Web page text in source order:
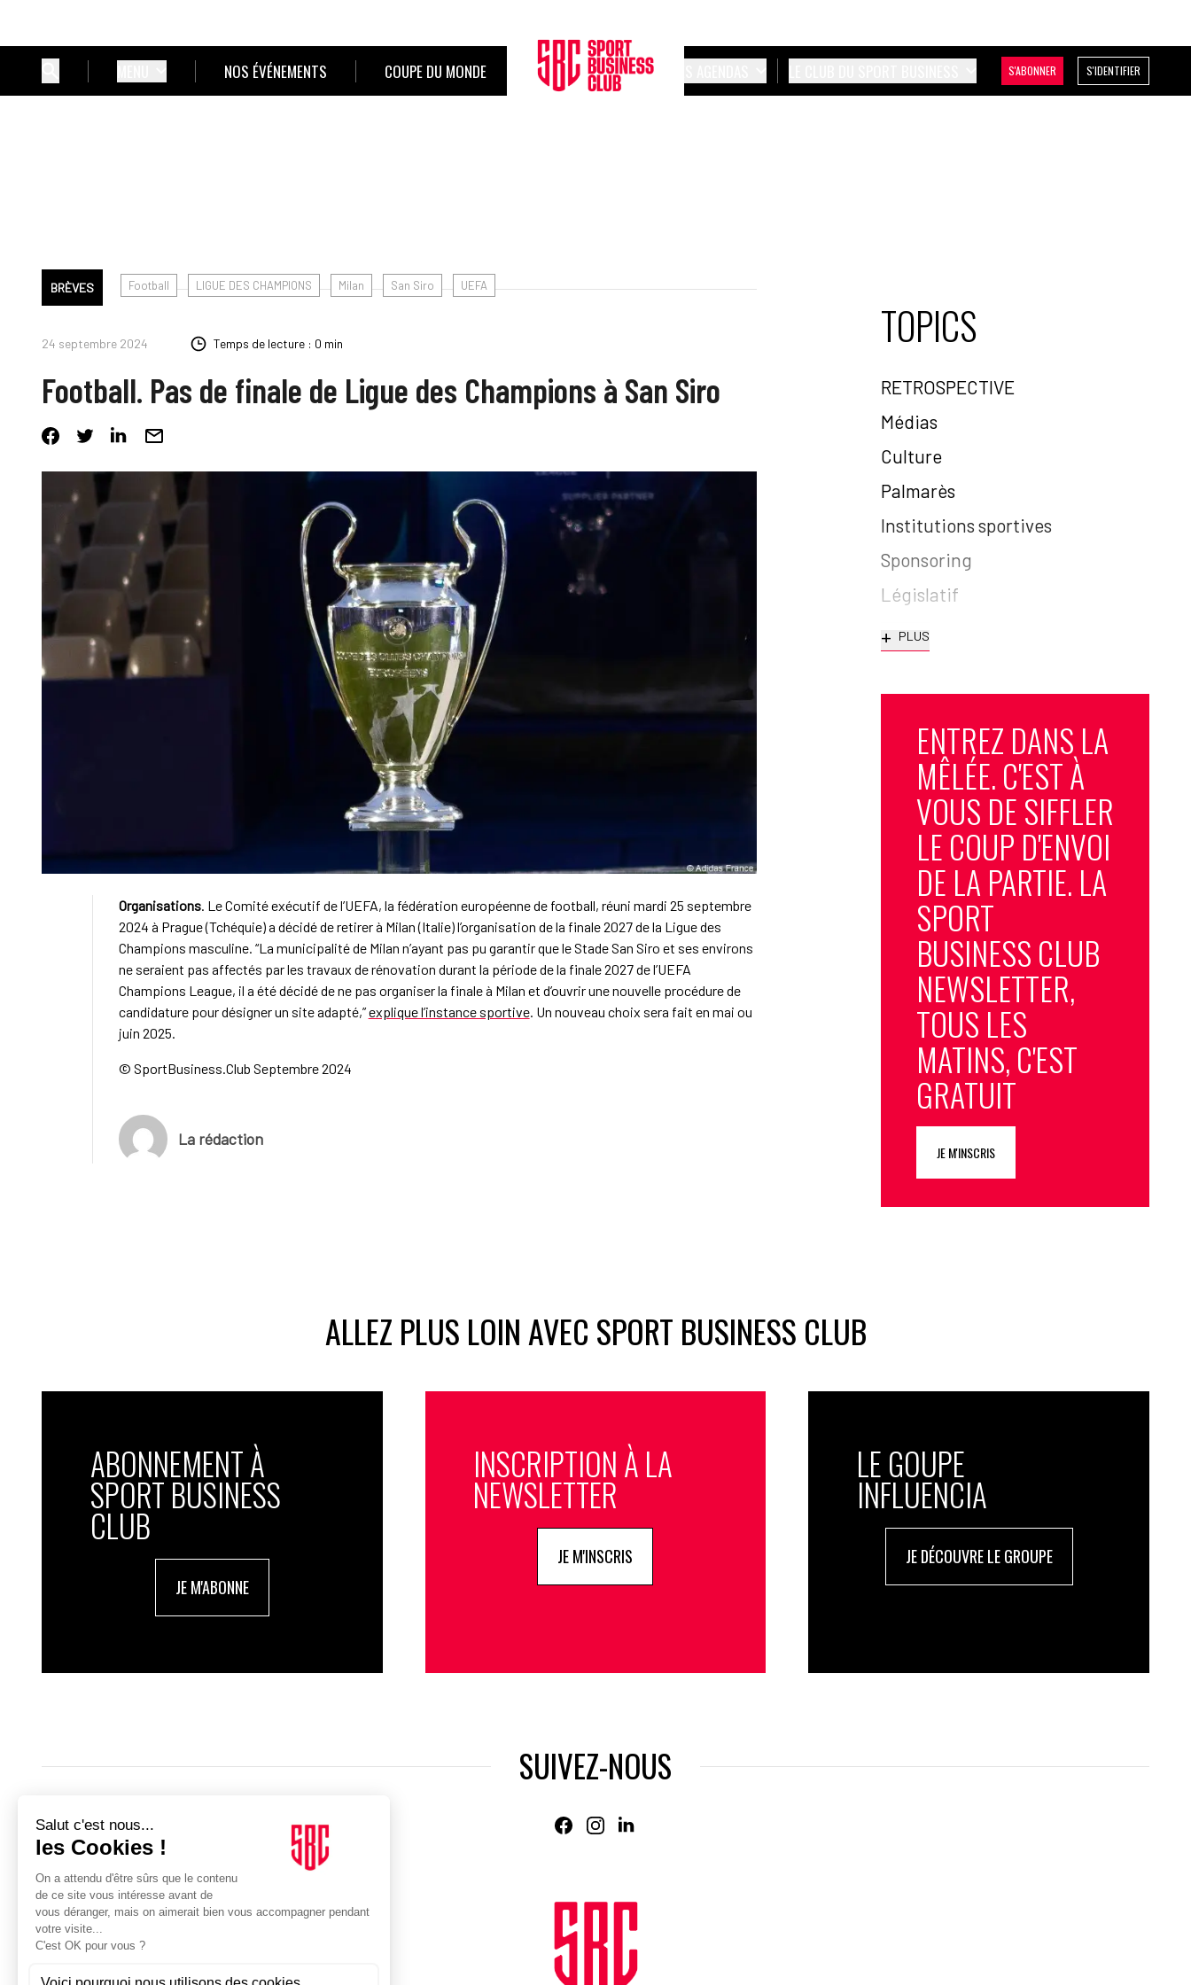
NOS ÉVÉNEMENTS COUPE DU MONDE S'ABONNER S'IDENTIFIER
BRÈVES Football LIGUE DES CHAMPIONS Milan San Siro UEFA
24 septembre 2024 Temps de lecture : 0 min
Football. Pas de finale de Ligue des Champions à San Siro
Organisations. Le Comité exécutif de l’UEFA, la fédération européenne de football, réuni mardi 25 septembre
2024 à Prague (Tchéquie) a décidé de retirer à Milan (Italie) l’organisation de la finale 2027 de la Ligue des
Champions masculine. “La municipalité de Milan n’ayant pas pu garantir que le Stade San Siro et ses environs
ne seraient pas affectés par les travaux de rénovation durant la période de la finale 2027 de l’UEFA
Champions League, il a été décidé de ne pas organiser la finale à Milan et d’ouvrir une nouvelle procédure de
candidature pour désigner un site adapté,”explique l’instance sportive. Un nouveau choix sera fait en mai ou
juin 2025.
© SportBusiness.Club Septembre 2024
La rédaction
TOPICS
RETROSPECTIVE
Médias
Culture
Palmarès
Institutions sportives
Sponsoring
Législatif
+ PLUS
ENTREZ DANS LA
MÊLÉE. C'EST À
VOUS DE SIFFLER
LE COUP D'ENVOI
DE LA PARTIE. LA
SPORT
BUSINESS CLUB
NEWSLETTER,
TOUS LES
MATINS, C'EST
GRATUIT
JE M'INSCRIS
ALLEZ PLUS LOIN AVEC SPORT BUSINESS CLUB
ABONNEMENT À
SPORT BUSINESS
CLUB
JE M'ABONNE
INSCRIPTION À LA
NEWSLETTER
JE M'INSCRIS
LE GOUPE
INFLUENCIA
JE DÉCOUVRE LE GROUPE
SUIVEZ-NOUS